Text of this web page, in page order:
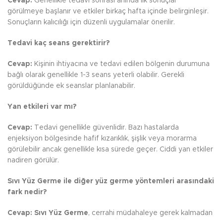
görülmeye başlanır ve etkiler birkaç hafta içinde belirginleşir.
Sonuçların kalıcılığı için düzenli uygulamalar önerilir.
Tedavi kaç seans gerektirir?
Cevap: Kişinin ihtiyacına ve tedavi edilen bölgenin durumuna
bağlı olarak genellikle 1-3 seans yeterli olabilir. Gerekli
görüldüğünde ek seanslar planlanabilir.
Yan etkileri var mı?
Cevap: Tedavi genellikle güvenlidir. Bazı hastalarda
enjeksiyon bölgesinde hafif kızarıklık, şişlik veya morarma
görülebilir ancak genellikle kısa sürede geçer. Ciddi yan etkiler
nadiren görülür.
Sıvı Yüz Germe ile diğer yüz germe yöntemleri arasındaki
fark nedir?
Cevap: Sıvı Yüz Germe, cerrahi müdahaleye gerek kalmadan